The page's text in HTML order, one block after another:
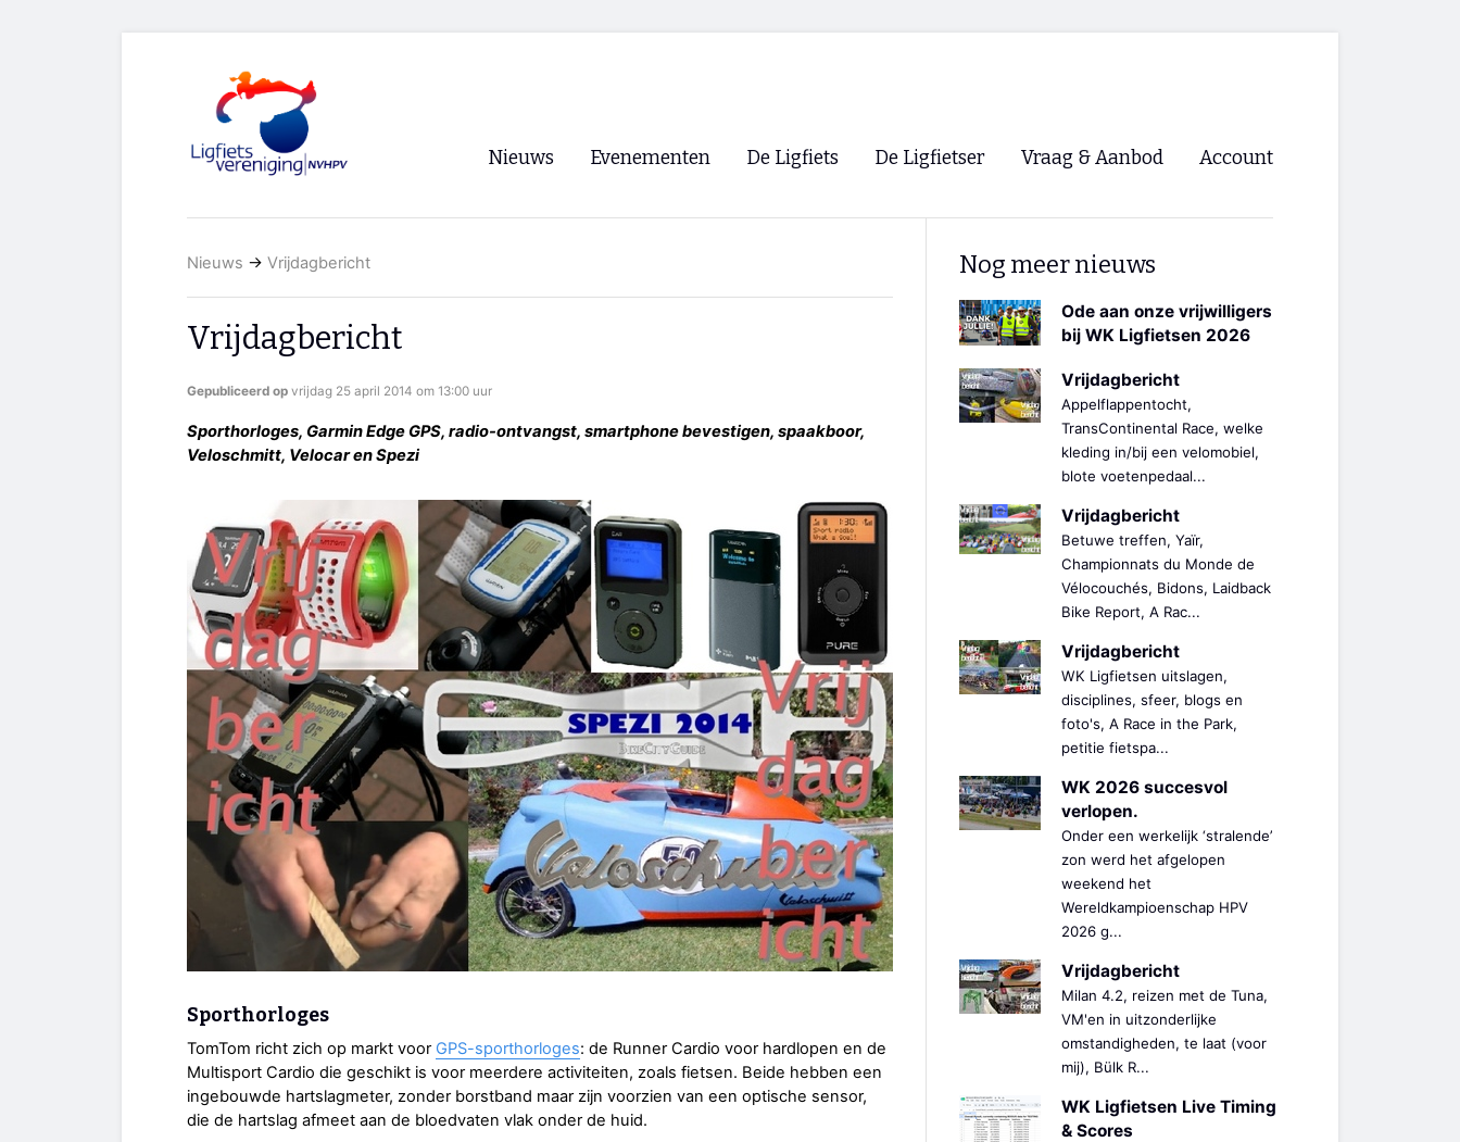
Nieuws Evenementen
WK Ligfietsen 2026
De Ligfiets De Ligfietser
Ligfietsvereninging NVHPV
Lokale Fietsverenigingen
EHPVA & EuSupino 🡺
Vraag & Aanbod Account
Nieuws → Vrijdagbericht
Vrijdagbericht
Gepubliceerd op vrijdag 25 april 2014 om 13:00 uur
Sporthorloges, Garmin Edge GPS, radio-ontvangst, smartphone bevestigen, spaakboor,
Veloschmitt, Velocar en Spezi
Sporthorloges
TomTom richt zich op markt voor GPS-sporthorloges: de Runner Cardio voor hardlopen en de
Multisport Cardio die geschikt is voor meerdere activiteiten, zoals fietsen. Beide hebben een
ingebouwde hartslagmeter, zonder borstband maar zijn voorzien van een optische sensor,
die de hartslag afmeet aan de bloedvaten vlak onder de huid.
Nog meer nieuws
Ode aan onze vrijwilligers
bij WK Ligfietsen 2026
Vrijdagbericht
Appelflappentocht,
TransContinental Race, welke
kleding in/bij een velomobiel,
blote voetenpedaal...
Vrijdagbericht
Betuwe treffen, Yaïr,
Championnats du Monde de
Vélocouchés, Bidons, Laidback
Bike Report, A Rac...
Vrijdagbericht
WK Ligfietsen uitslagen,
disciplines, sfeer, blogs en
foto's, A Race in the Park,
petitie fietspa...
WK 2026 succesvol
verlopen.
Onder een werkelijk ‘stralende’
zon werd het afgelopen
weekend het
Wereldkampioenschap HPV
2026 g...
Vrijdagbericht
Milan 4.2, reizen met de Tuna,
VM'en in uitzonderlijke
omstandigheden, te laat (voor
mij), Bülk R...
WK Ligfietsen Live Timing
& Scores